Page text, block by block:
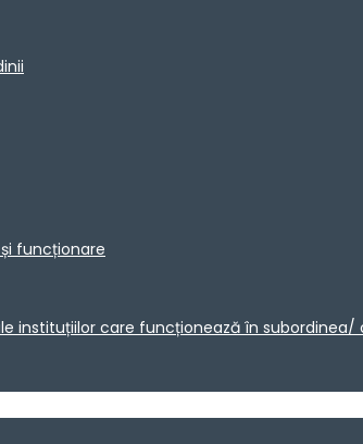
funcționare
instituțiilor care funcționează în